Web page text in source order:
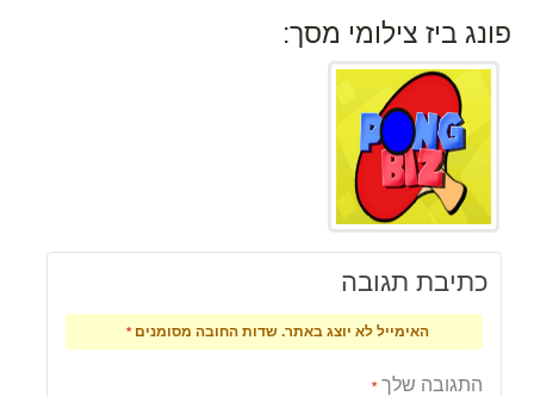
פונג ביז צילומי מסך:
כתיבת תגובה
האימייל לא יוצג באתר. שדות החובה מסומנים*
התגובה שלך *